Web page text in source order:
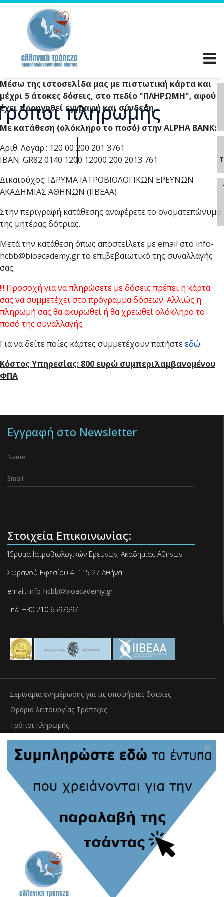
πληρωμής
Μέσω της ιστοσελίδα μας με πιστωτική κάρτα και
μέχρι 5 άτοκες δόσεις, στο πεδίο "ΠΛΗΡΩΜΗ", αφού
έχει προηγηθεί εγγραφή και σύνδεση.
Με κατάθεση (ολόκληρο το ποσό) στην ALPHA BANK:
Αριθ. Λογαρ.: 120 00 200 201 3761
IBAN: GR82 0140 1200 12000 200 2013 761
Δικαιούχος: ΙΔΡΥΜΑ ΙΑΤΡΟΒΙΟΛΟΓΙΚΩΝ ΕΡΕΥΝΩΝ
ΑΚΑΔΗΜΙΑΣ ΑΘΗΝΩΝ (ΙΙΒΕΑΑ)
Στην περιγραφή κατάθεσης αναφέρετε το ονοματεπώνυμο
της μητέρας δότριας.
Μετά την κατάθεση όπως αποστείλετε με email στο info-
hcbb@bioacademy.gr το επιβεβαιωτικό της συναλλαγής
σας.
!!! Προσοχή για να πληρώσετε με δόσεις πρέπει η κάρτα
σας να συμμετέχει στο πρόγραμμα δόσεων. Αλλιώς η
πληρωμή σας θα ακυρωθεί ή θα χρεωθεί ολόκληρο το
ποσό της συναλλαγής.
Για να δείτε ποίες κάρτες συμμετέχουν πατήστεεδώ.
Κόστος Υπηρεσίας: 800 ευρώ συμπεριλαμβανομένου
ΦΠΑ
Εγγραφή στο Newsletter
Στοιχεία Επικοινωνίας:
Ίδρυμα Ιατροβιολογικών Ερευνών, Ακαδημίας Αθηνών
Σωρανού Εφεσίου 4, 115 27 Αθήνα
email: info-hcbb@bioacademy.gr
Τηλ: +30 210 6597697
Σεμινάρια ενημέρωσης για τις υποψήφιες δότριες
Ωράρια λειτουργίας Τράπεζας
Τρόποι πληρωμής
Μεταφορά & παράδοση βιολογικού υλικού
Εγγραφή
Αίτηση παραλαβής εξοπλισμού
Πληρωμή φύλαξης Ιστού Ομφαλίου Λώρου
Τράπεζα Ομφαλοπλακουντιακού Αίματος
Τράπεζα ιστού Ομφαλίου Λώρου
Hellenic Cord Blood Bank
Συχνές Ερωτήσεις
Προσωπικά Δεδομένα (GDPR)
© Copyright HCBB 2019. All rights reserved. Designed and developed by
×